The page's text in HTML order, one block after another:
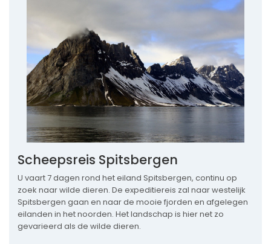
Scheepsreis Spitsbergen
U vaart 7 dagen rond het eiland Spitsbergen, continu op
zoek naar wilde dieren. De expeditiereis zal naar westelijk
Spitsbergen gaan en naar de mooie fjorden en afgelegen
eilanden in het noorden. Het landschap is hier net zo
gevarieerd als de wilde dieren.